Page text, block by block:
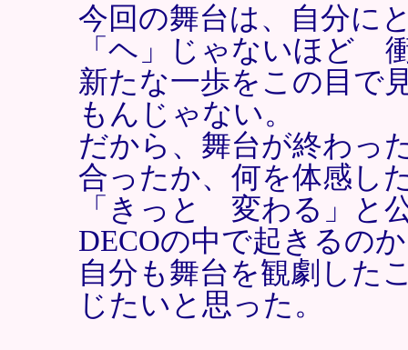
今回の舞台は、自分に
「ヘ」じゃないほど
新たな一歩をこの目
もんじゃない。
だから、舞台が終わっ
合ったか、何を体感し
「きっと 変わる」と
DECOの中で起きるの
自分も舞台を観劇し
じたいと思った。